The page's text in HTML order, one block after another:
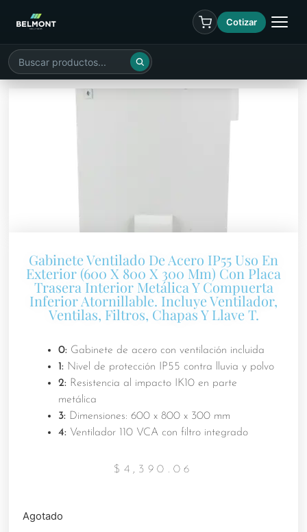
Cotizar
Gabinete Ventilado De Acero IP55 Uso En
Exterior (600 X 800 X 300 Mm) Con Placa
Trasera Interior Metálica Y Compuerta
Inferior Atornillable. Incluye Ventilador,
Ventilas, Filtros, Chapas Y Llave T.
0: Gabinete de acero con ventilación incluida
1: Nivel de protección IP55 contra lluvia y polvo
2: Resistencia al impacto IK10 en parte
metálica
3: Dimensiones: 600 x 800 x 300 mm
4: Ventilador 110 VCA con filtro integrado
$ 4,390.06
Agotado